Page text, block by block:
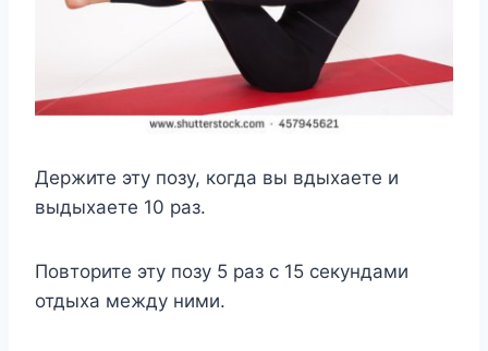
Держите эту позу, когда вы вдыхаете и
выдыхаете 10 раз.
Повторите эту позу 5 раз с 15 секундами
отдыха между ними.